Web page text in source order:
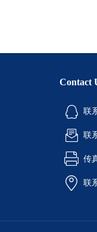
Contact
联
联
传
联